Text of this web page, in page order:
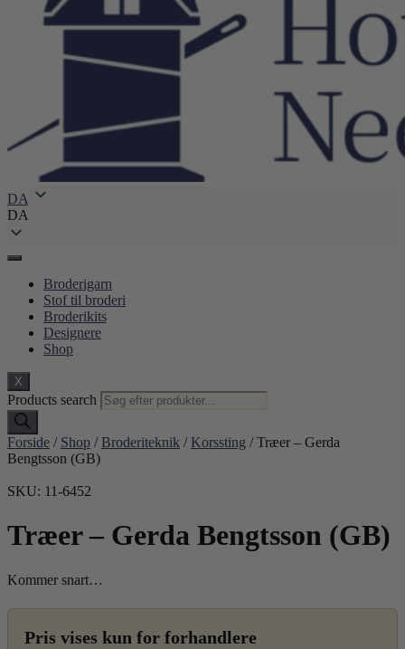
DA
DA
Broderigarn
Stof til broderi
Broderikits
Designere
Shop
X
Products search
Forside / Shop / Broderiteknik / Korssting / Træer – Gerda
Bengtsson (GB)
SKU: 11-6452
Træer – Gerda Bengtsson (GB)
Kommer snart…
Pris vises kun for forhandlere